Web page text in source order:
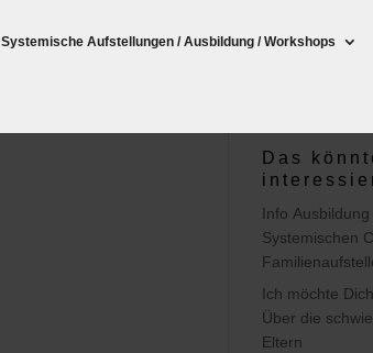
Systemische Aufstellungen / Ausbildung / Workshops
Das
Info
Systemischen
Ich möchte
Über die
Eltern